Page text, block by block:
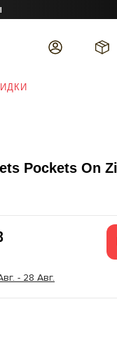
Pockets On
- 28 Авг.